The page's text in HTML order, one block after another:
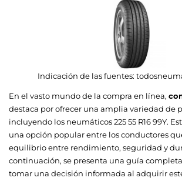
Indicación de las fuentes:
En el vasto mundo de la compra en línea,
destaca por ofrecer una amplia variedad de
incluyendo los neumáticos 225 55 R16 99Y.
una opción popular entre los conductores
equilibrio entre rendimiento, seguridad y
continuación, se presenta una guía
tomar una decisión informada al adquirir